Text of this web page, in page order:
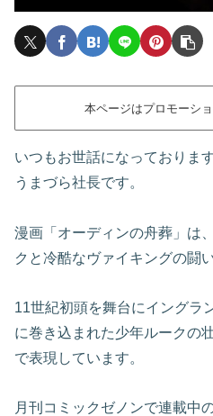
本ページはプロモーシ
いつもお世話になっております
うまづら社長です。
漫画「オーディンの舟葬」は
クと冷酷なヴァイキングの闘
11世紀初頭を舞台にイングラ
に巻き込まれた少年ルークの
で表現しています。
月刊コミックゼノンで連載中